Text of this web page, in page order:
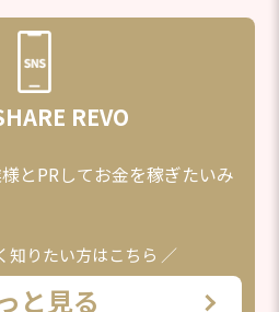
REVO
とPRしてお金を稼ぎたいみ
知りたい方はこちら ／
と見る